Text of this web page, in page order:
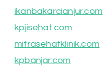
ikanbakarcianjur.com
kpjisehat.com
mitrasehatklinik.com
kpbanjar.com